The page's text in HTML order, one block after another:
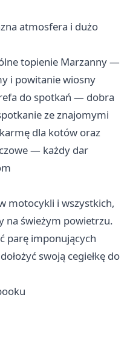
atmosfera i dużo
topienie Marzanny —
i powitanie wiosny
do spotkań — dobra
ze znajomymi
dla kotów oraz
— każdy dar
motocykli i wszystkich,
na świeżym powietrzu.
parę imponujących
swoją cegiełkę do